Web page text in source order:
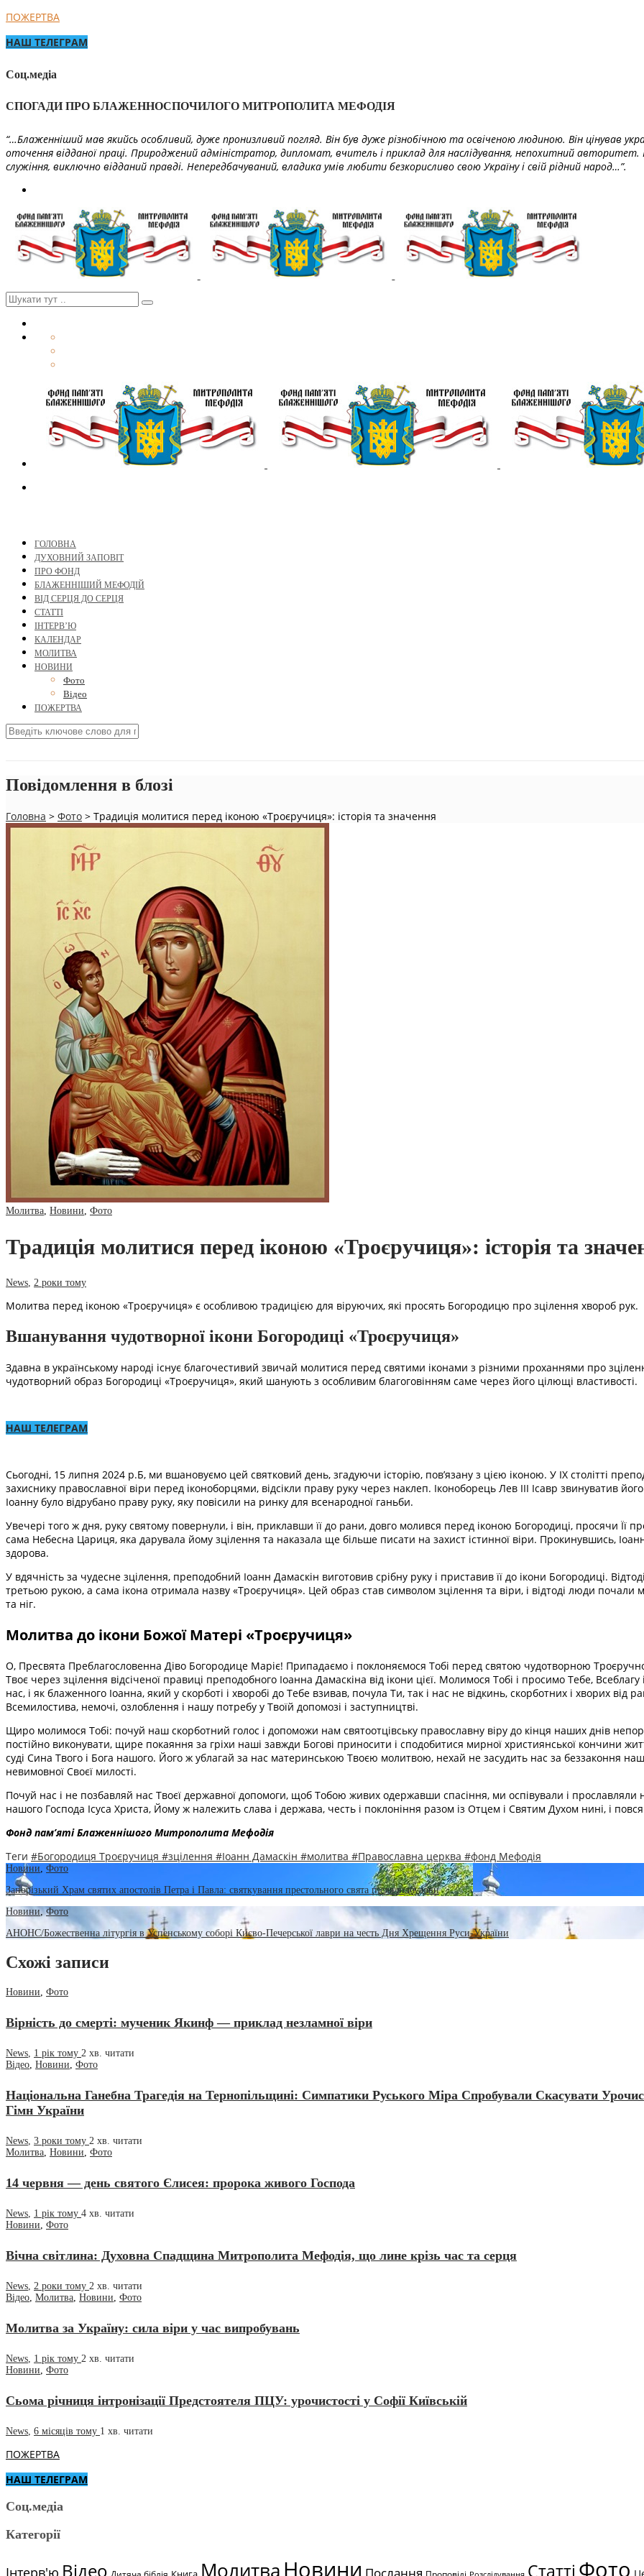
ПОЖЕРТВА
НАШ ТЕЛЕГРАМ
Соц.медіа
СПОГАДИ ПРО БЛАЖЕННОСПОЧИЛОГО МИТРОПОЛИТА МЕФОДІЯ
“…Блаженніший мав якийсь особливий, дуже пронизливий погляд. Він був дуже різнобічною та освіченою людиною. Він цінував
оточення відданої праці. Природжений адміністратор, дипломат, вчитель і приклад для наслідування, непохитний
служіння, виключно відданий правді. Непередбачуваний, владика умів любити безкорисливо свою Україну і свій рідний народ…”.
ГОЛОВНА
ДУХОВНИЙ ЗАПОВІТ
ПРО ФОНД
БЛАЖЕННІШИЙ МЕФОДІЙ
ВІД СЕРЦЯ ДО СЕРЦЯ
СТАТТІ
ІНТЕРВ’Ю
КАЛЕНДАР
МОЛИТВА
НОВИНИ
Фото
Відео
ПОЖЕРТВА
Повідомлення в блозі
Головна > Фото > Традиція молитися перед іконою «Троєручиця»: історія та значення
Молитва Новини Фото
Традиція молитися перед іконою «Троєручиця»: історія та
News 2 роки тому
Молитва перед іконою «Троєручиця» є особливою традицією для віруючих, які просять Богородицю про зцілення хвороб рук.
Вшанування чудотворної ікони Богородиці «Троєручиця»
Здавна в українському народі існує благочестивий звичай молитися перед святими іконами з різними проханнями про
чудотворний образ Богородиці «Троєручиця», який шанують з особливим благоговінням саме через його цілющі властивості.
НАШ ТЕЛЕГРАМ
Сьогодні, 15 липня 2024 р.Б, ми вшановуємо цей святковий день, згадуючи історію, пов’язану з цією іконою. У IX столітті
захиснику православної віри перед іконоборцями, відсікли праву руку через наклеп. Іконоборець Лев III Ісавр звинуватив
Іоанну було відрубано праву руку, яку повісили на ринку для всенародної ганьби.
Увечері того ж дня, руку святому повернули, і він, приклавши її до рани, довго молився перед іконою Богородиці, просячи Її
сама Небесна Цариця, яка дарувала йому зцілення та наказала ще більше писати на захист істинної віри. Прокинувшись,
здорова.
У вдячність за чудесне зцілення, преподобний Іоанн Дамаскін виготовив срібну руку і приставив її до ікони Богородиці.
третьою рукою, а сама ікона отримала назву «Троєручиця». Цей образ став символом зцілення та віри, і відтоді люди
та ніг.
Молитва до ікони Божої Матері «Троєручиця»
О, Пресвята Преблагословенна Діво Богородице Маріє! Припадаємо і поклоняємося Тобі перед святою чудотворною
Твоє через зцілення відсіченої правиці преподобного Іоанна Дамаскіна від ікони цієї. Молимося Тобі і просимо Тебе,
нас, і як блаженного Іоанна, який у скорботі і хворобі до Тебе взивав, почула Ти, так і нас не відкинь, скорботних і хворих від
Всемилостива, немочі, озлоблення і нашу потребу у Твоїй допомозі і заступництві.
Щиро молимося Тобі: почуй наш скорботний голос і допоможи нам святоотцівську православну віру до кінця наших днів
постійно виконувати, щире покаяння за гріхи наші завжди Богові приносити і сподобитися мирної християнської кончини
суді Сина Твого і Бога нашого. Його ж ублагай за нас материнською Твоєю молитвою, нехай не засудить нас за беззаконня
невимовної Своєї милості.
Почуй нас і не позбавляй нас Твоєї державної допомоги, щоб Тобою живих одержавши спасіння, ми оспівували і прославляли
нашого Господа Ісуса Христа, Йому ж належить слава і держава, честь і поклоніння разом із Отцем і Святим Духом нині, і
Фонд пам’яті Блаженнішого Митрополита Мефодія
Теги #Богородиця Троєручиця #зцілення #Іоанн Дамаскін #молитва #Православна церква #фонд Мефодія
Новини Фото
Запорізький Храм святих апостолів Петра і Павла: святкування престольного свята після відбудови
Новини,Фото
АНОНС/Божественна літургія в Успенському соборі Києво-Печерської лаври на честь Дня Хрещення Руси-України
Схожі записи
Новини, Фото
Вірність до смерті: мученик Якинф — приклад незламної віри
News, 1 рік тому 2 хв. читати
Відео, Новини, Фото
Національна Ганебна Трагедія на Тернопільщині: Симпатики Руського Міра Спробували Скасувати
Гімн України
News, 3 роки тому 2 хв. читати
Молитва, Новини, Фото
14 червня — день святого Єлисея: пророка живого Господа
News, 1 рік тому 4 хв. читати
Новини, Фото
Вічна світлина: Духовна Спадщина Митрополита Мефодія, що лине крізь час та серця
News 2 роки тому 2 хв. читати
Відео Молитва Новини Фото
Молитва за Україну: сила віри у час випробувань
News 1 рік тому 2 хв. читати
Новини Фото
Сьома річниця інтронізації Предстоятеля ПЦУ: урочистості у Софії Київській
News 6 місяців тому 1 хв. читати
ПОЖЕРТВА
НАШ ТЕЛЕГРАМ
Соц.медіа
Категорії
Інтерв'ю Відео МолитваНовини Послання Статті Фото